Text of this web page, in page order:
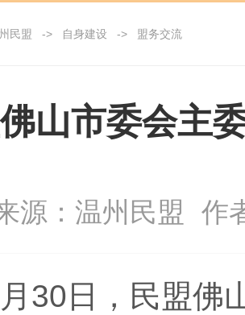
民盟 -> 自身建设 -> 盟务交流
山市委会主
源：温州民盟 作
日，民盟佛山